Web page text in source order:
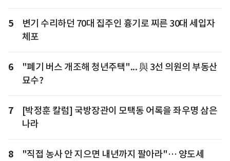
5
변기 수리하던 70대 집주인 흉기로 찌른 30대 세입자
체포
6
"폐기 버스 개조해 청년주택"... 與 3선 의원의 부동산
묘수?
7
[박정훈 칼럼] 국방장관이 모택동 어록을 좌우명 삼은
나라
8
"직접 농사 안 지으면 내년까지 팔아라"… 양도세